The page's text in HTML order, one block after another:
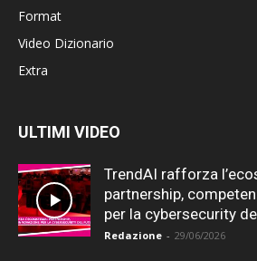
Format
Video Dizionario
Extra
ULTIMI VIDEO
TrendAI rafforza
partnership,
per la cybersecurity
Redazione - 29/06/2026